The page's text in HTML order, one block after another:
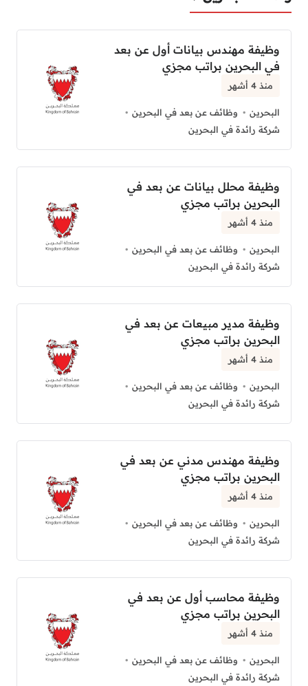
وظيفة مهندس بيانات أول عن بعد
في البحرين براتب مجزي
منذ 4 أشهر
البحرين
وظائف عن بعد في البحرين
شركة رائدة في البحرين
وظيفة محلل بيانات عن بعد في
البحرين براتب مجزي
منذ 4 أشهر
البحرين
وظائف عن بعد في البحرين
شركة رائدة في البحرين
وظيفة مدير مبيعات عن بعد في
البحرين براتب مجزي
منذ 4 أشهر
البحرين
وظائف عن بعد في البحرين
شركة رائدة في البحرين
وظيفة مهندس مدني عن بعد في
البحرين براتب مجزي
منذ 4 أشهر
البحرين
وظائف عن بعد في البحرين
شركة رائدة في البحرين
وظيفة محاسب أول عن بعد في
البحرين براتب مجزي
منذ 4 أشهر
البحرين
وظائف عن بعد في البحرين
شركة رائدة في البحرين